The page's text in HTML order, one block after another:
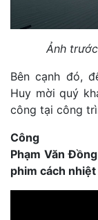
Ảnh
Bên cạnh đó,
Huy mời quý
công tại công
Phạm Văn
phim cách nhiệt